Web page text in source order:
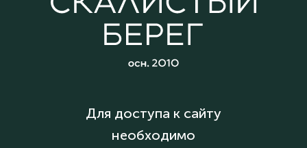
Для доступа к сайту
необходимо